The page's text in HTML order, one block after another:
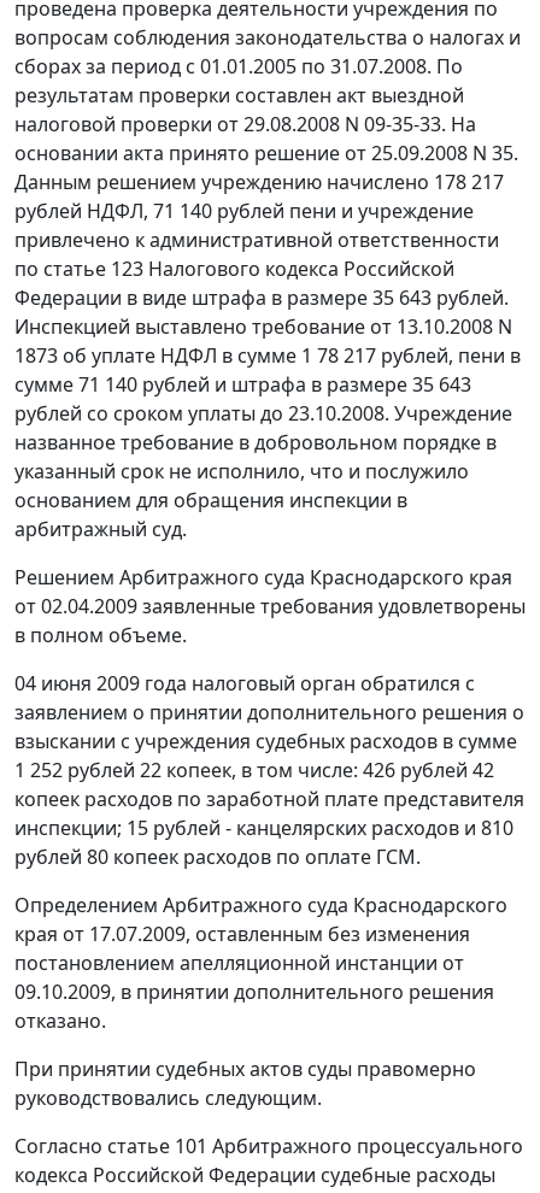
проведена проверка деятельности учреждения по
вопросам соблюдения законодательства о налогах и
сборах за период с 01.01.2005 по 31.07.2008. По
результатам проверки составлен акт выездной
налоговой проверки от 29.08.2008 N 09-35-33. На
основании акта принято решение от 25.09.2008 N 35.
Данным решением учреждению начислено 178 217
рублей НДФЛ, 71 140 рублей пени и учреждение
привлечено к административной ответственности
по статье 123 Налогового кодекса Российской
Федерации в виде штрафа в размере 35 643 рублей.
Инспекцией выставлено требование от 13.10.2008 N
1873 об уплате НДФЛ в сумме 1 78 217 рублей, пени в
сумме 71 140 рублей и штрафа в размере 35 643
рублей со сроком уплаты до 23.10.2008. Учреждение
названное требование в добровольном порядке в
указанный срок не исполнило, что и послужило
основанием для обращения инспекции в
арбитражный суд.
Решением Арбитражного суда Краснодарского края
от 02.04.2009 заявленные требования удовлетворены
в полном объеме.
04 июня 2009 года налоговый орган обратился с
заявлением о принятии дополнительного решения о
взыскании с учреждения судебных расходов в сумме
1 252 рублей 22 копеек, в том числе: 426 рублей 42
копеек расходов по заработной плате представителя
инспекции; 15 рублей - канцелярских расходов и 810
рублей 80 копеек расходов по оплате ГСМ.
Определением Арбитражного суда Краснодарского
края от 17.07.2009, оставленным без изменения
постановлением апелляционной инстанции от
09.10.2009, в принятии дополнительного решения
отказано.
При принятии судебных актов суды правомерно
руководствовались следующим.
Согласно статье 101 Арбитражного процессуального
кодекса Российской Федерации судебные расходы